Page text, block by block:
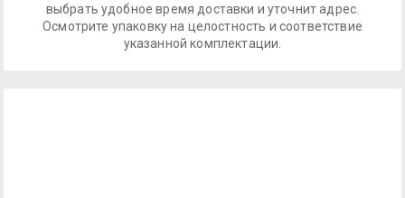
выбрать удобное время доставки и уточнит адрес.
Осмотрите упаковку на целостность и соответствие
указанной комплектации.